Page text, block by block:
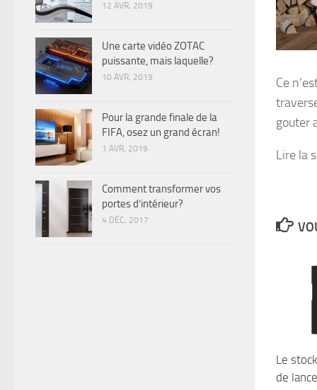
Ce
gouter
Lire la
Le
de
12 AVR, 2019
Une carte vidéo ZOTAC
puissante, mais laquelle?
10 AVR, 2019
Pour la grande finale de la
FIFA, osez un grand écran!
1 AVR, 2019
Comment transformer vos
portes d’intérieur?
4 DÉC, 2017